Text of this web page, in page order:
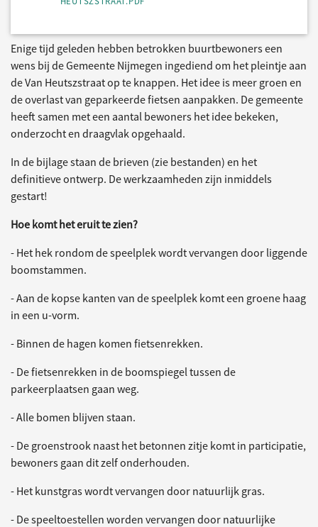
Enige tijd geleden hebben betrokken buurtbewoners een
wens bij de Gemeente Nijmegen ingediend om het pleintje aan
de Van Heutszstraat op te knappen. Het idee is meer groen en
de overlast van geparkeerde fietsen aanpakken. De gemeente
heeft samen met een aantal bewoners het idee bekeken,
onderzocht en draagvlak opgehaald.
In de bijlage staan de brieven (zie bestanden) en het
definitieve ontwerp. De werkzaamheden zijn inmiddels
gestart!
Hoe komt het eruit te zien?
- Het hek rondom de speelplek wordt vervangen door liggende
boomstammen.
- Aan de kopse kanten van de speelplek komt een groene haag
in een u-vorm.
- Binnen de hagen komen fietsenrekken.
- De fietsenrekken in de boomspiegel tussen de
parkeerplaatsen gaan weg.
- Alle bomen blijven staan.
- De groenstrook naast het betonnen zitje komt in participatie,
bewoners gaan dit zelf onderhouden.
- Het kunstgras wordt vervangen door natuurlijk gras.
- De speeltoestellen worden vervangen door natuurlijke